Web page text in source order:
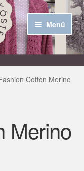
Menü
Cotton Merino
Merino